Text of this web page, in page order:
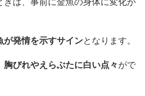
が発情を示すサインとなります。
胸びれやえらぶたに白い点々がで